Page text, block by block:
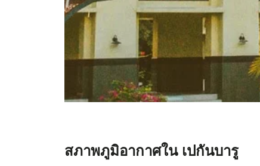
สภาพภูมิอากาศใน เปกันบารู